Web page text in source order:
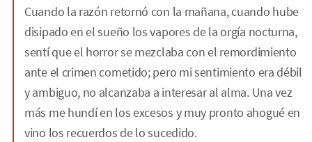
Cuando la razón retornó con la mañana, cuando hube
disipado en el sueño los vapores de la orgía nocturna,
sentí que el horror se mezclaba con el remordimiento
ante el crimen cometido; pero mi sentimiento era débil
y ambiguo, no alcanzaba a interesar al alma. Una vez
más me hundí en los excesos y muy pronto ahogué en
vino los recuerdos de lo sucedido.